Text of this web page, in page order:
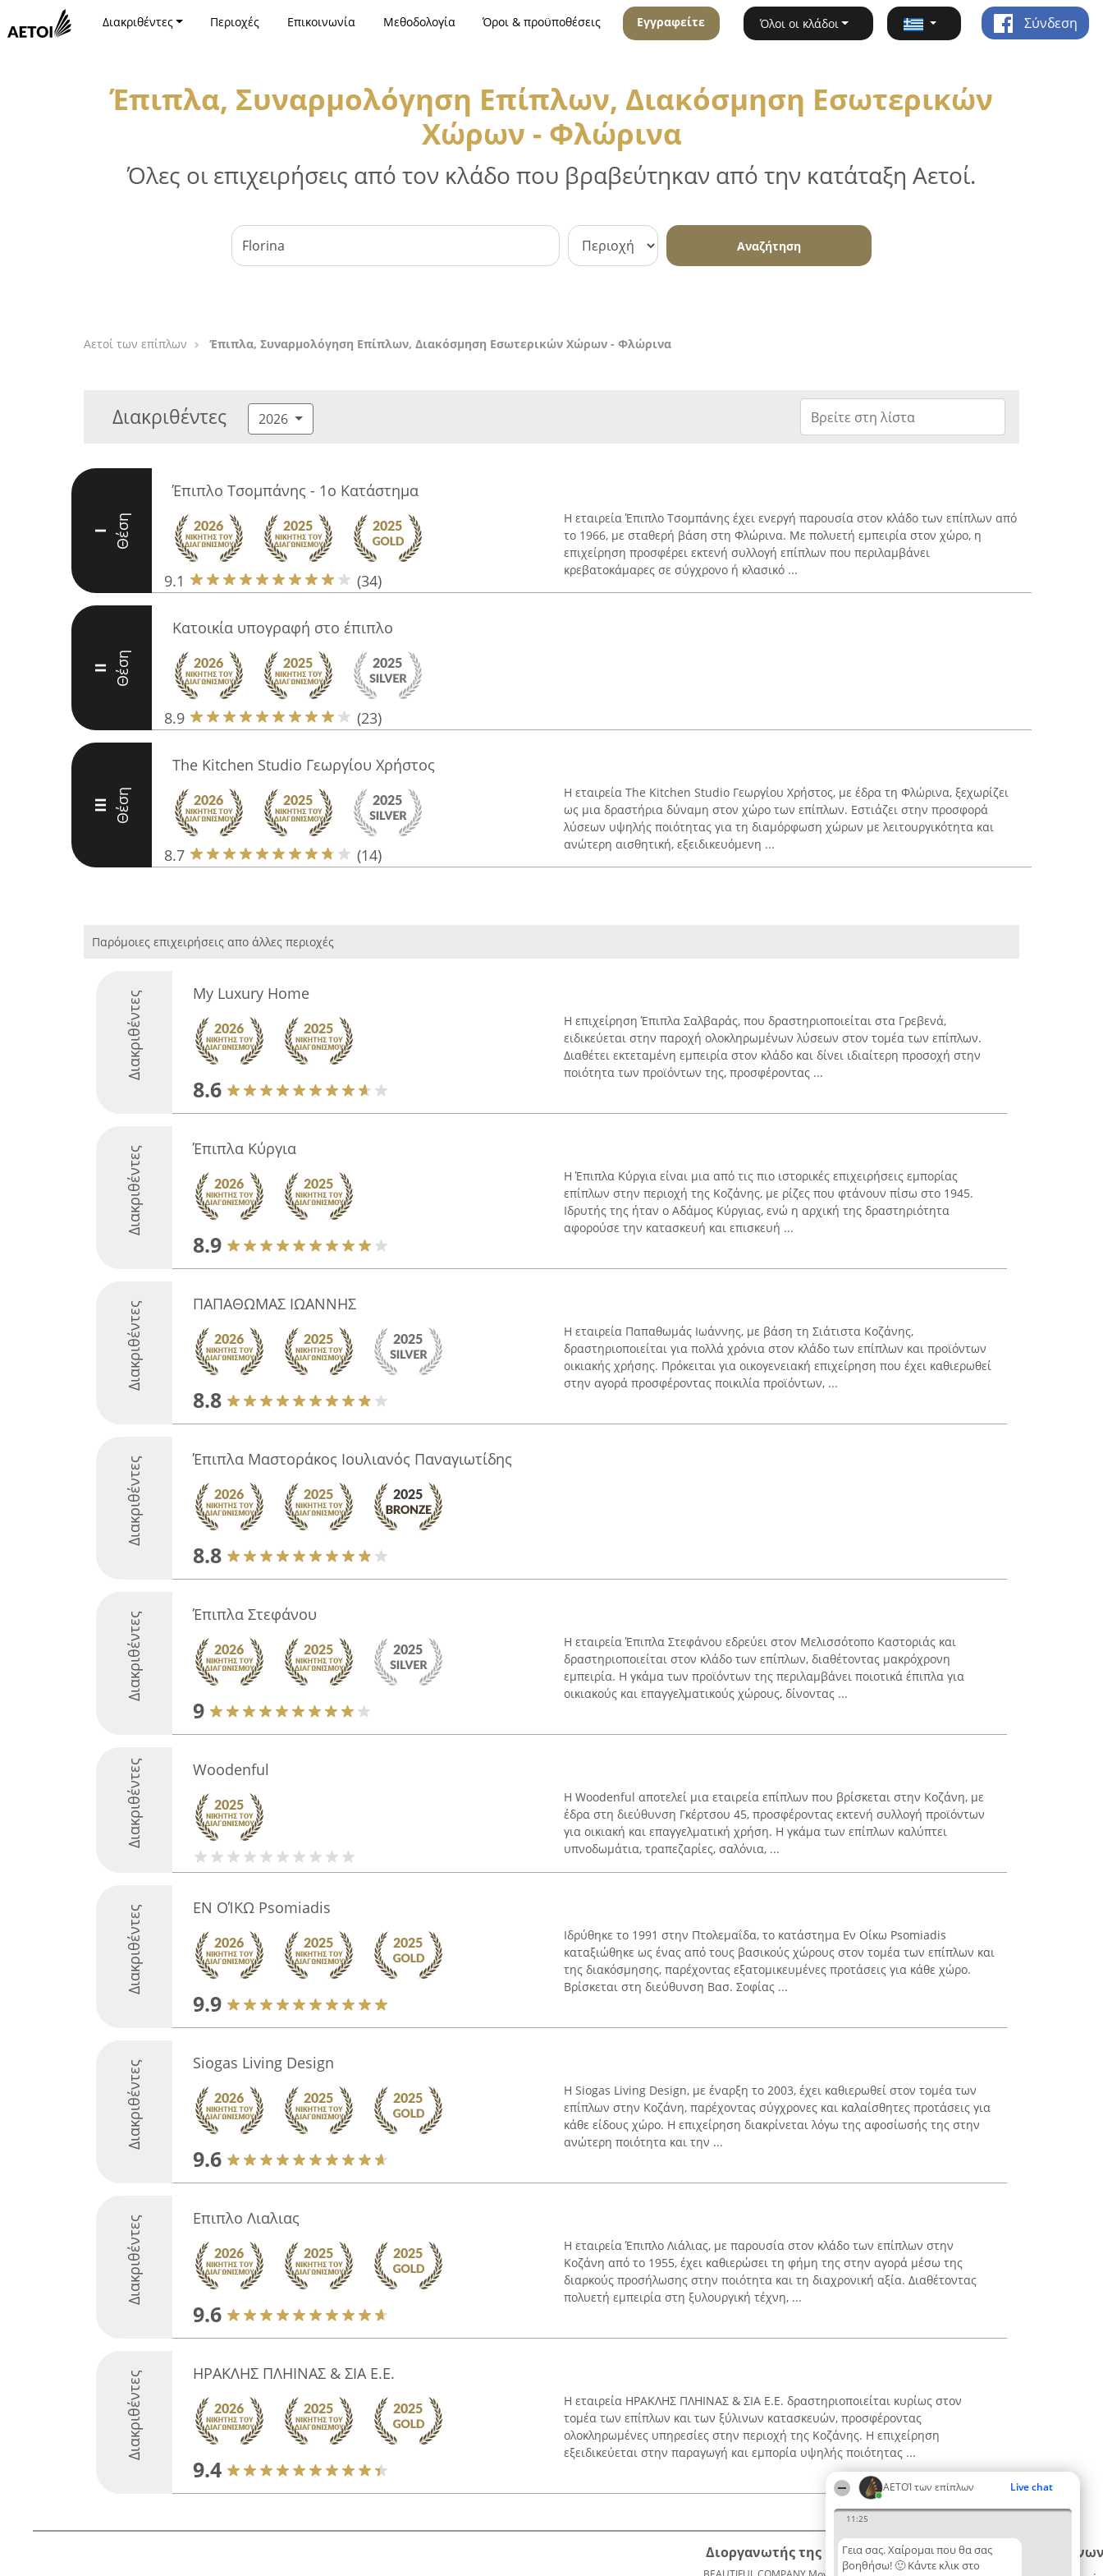
ΑΕΤΟΊ των επίπλων Live chat
11:25
Γεια σας. Χαίρομαι που θα σας
βοηθήσω! 🙂 Κάντε κλικ στο
Διακριθέντες Περιοχές Επικοινωνία Μεθοδολογία Όροι & προϋποθέσεις Εγγραφείτε Όλοι οι κλάδοι Σύνδεση
Έπιπλα, Συναρμολόγηση Επίπλων, Διακόσμηση Εσωτερικών
Χώρων - Φλώρινα
Όλες οι επιχειρήσεις από τον κλάδο που βραβεύτηκαν από την κατάταξη Αετοί.
Αναζήτηση
Αετοί των επίπλων Έπιπλα, Συναρμολόγηση Επίπλων, Διακόσμηση Εσωτερικών Χώρων - Φλώρινα
Διακριθέντες 2026
I Θέση
Έπιπλο Τσομπάνης - 1ο Κατάστημα
9.1 (34)
Η εταιρεία Έπιπλο Τσομπάνης έχει ενεργή παρουσία στον κλάδο των επίπλων από
το 1966, με σταθερή βάση στη Φλώρινα. Με πολυετή εμπειρία στον χώρο, η
επιχείρηση προσφέρει εκτενή συλλογή επίπλων που περιλαμβάνει
κρεβατοκάμαρες σε σύγχρονο ή κλασικό ...
II Θέση
Κατοικία υπογραφή στο έπιπλο
8.9 (23)
III Θέση
The Kitchen Studio Γεωργίου Χρήστος
8.7 (14)
Η εταιρεία The Kitchen Studio Γεωργίου Χρήστος, με έδρα τη Φλώρινα, ξεχωρίζει
ως μια δραστήρια δύναμη στον χώρο των επίπλων. Εστιάζει στην προσφορά
λύσεων υψηλής ποιότητας για τη διαμόρφωση χώρων με λειτουργικότητα και
ανώτερη αισθητική, εξειδικευόμενη ...
Παρόμοιες επιχειρήσεις απο άλλες περιοχές
Διακριθέντες My Luxury Home
8.6
Η επιχείρηση Έπιπλα Σαλβαράς, που δραστηριοποιείται στα Γρεβενά,
ειδικεύεται στην παροχή ολοκληρωμένων λύσεων στον τομέα των επίπλων.
Διαθέτει εκτεταμένη εμπειρία στον κλάδο και δίνει ιδιαίτερη προσοχή στην
ποιότητα των προϊόντων της, προσφέροντας ...
Διακριθέντες Έπιπλα Κύργια
8.9
Η Έπιπλα Κύργια είναι μια από τις πιο ιστορικές επιχειρήσεις εμπορίας
επίπλων στην περιοχή της Κοζάνης, με ρίζες που φτάνουν πίσω στο 1945.
Ιδρυτής της ήταν ο Αδάμος Κύργιας, ενώ η αρχική της δραστηριότητα
αφορούσε την κατασκευή και επισκευή ...
Διακριθέντες ΠΑΠΑΘΩΜΑΣ ΙΩΑΝΝΗΣ
8.8
Η εταιρεία Παπαθωμάς Ιωάννης, με βάση τη Σιάτιστα Κοζάνης,
δραστηριοποιείται για πολλά χρόνια στον κλάδο των επίπλων και προϊόντων
οικιακής χρήσης. Πρόκειται για οικογενειακή επιχείρηση που έχει καθιερωθεί
στην αγορά προσφέροντας ποικιλία προϊόντων, ...
Διακριθέντες Έπιπλα Μαστοράκος Ιουλιανός Παναγιωτίδης
8.8
Διακριθέντες Έπιπλα Στεφάνου
9
Η εταιρεία Έπιπλα Στεφάνου εδρεύει στον Μελισσότοπο Καστοριάς και
δραστηριοποιείται στον κλάδο των επίπλων, διαθέτοντας μακρόχρονη
εμπειρία. Η γκάμα των προϊόντων της περιλαμβάνει ποιοτικά έπιπλα για
οικιακούς και επαγγελματικούς χώρους, δίνοντας ...
Διακριθέντες Woodenful
Η Woodenful αποτελεί μια εταιρεία επίπλων που βρίσκεται στην Κοζάνη, με
έδρα στη διεύθυνση Γκέρτσου 45, προσφέροντας εκτενή συλλογή προϊόντων
για οικιακή και επαγγελματική χρήση. Η γκάμα των επίπλων καλύπτει
υπνοδωμάτια, τραπεζαρίες, σαλόνια, ...
Διακριθέντες ΕΝ ΟΊΚΩ Psomiadis
9.9
Ιδρύθηκε το 1991 στην Πτολεμαΐδα, το κατάστημα Εν Οίκω Psomiadis
καταξιώθηκε ως ένας από τους βασικούς χώρους στον τομέα των επίπλων και
της διακόσμησης, παρέχοντας εξατομικευμένες προτάσεις για κάθε χώρο.
Βρίσκεται στη διεύθυνση Βασ. Σοφίας ...
Διακριθέντες Siogas Living Design
9.6
Η Siogas Living Design, με έναρξη το 2003, έχει καθιερωθεί στον τομέα των
επίπλων στην Κοζάνη, παρέχοντας σύγχρονες και καλαίσθητες προτάσεις για
κάθε είδους χώρο. Η επιχείρηση διακρίνεται λόγω της αφοσίωσής της στην
ανώτερη ποιότητα και την ...
Διακριθέντες Επιπλο Λιαλιας
9.6
Η εταιρεία Έπιπλο Λιάλιας, με παρουσία στον κλάδο των επίπλων στην
Κοζάνη από το 1955, έχει καθιερώσει τη φήμη της στην αγορά μέσω της
διαρκούς προσήλωσης στην ποιότητα και τη διαχρονική αξία. Διαθέτοντας
πολυετή εμπειρία στη ξυλουργική τέχνη, ...
Διακριθέντες ΗΡΑΚΛΗΣ ΠΛΗΙΝΑΣ & ΣΙΑ Ε.Ε.
9.4
Η εταιρεία ΗΡΑΚΛΗΣ ΠΛΗΙΝΑΣ & ΣΙΑ Ε.Ε. δραστηριοποιείται κυρίως στον
τομέα των επίπλων και των ξύλινων κατασκευών, προσφέροντας
ολοκληρωμένες υπηρεσίες στην περιοχή της Κοζάνης. Η επιχείρηση
εξειδικεύεται στην παραγωγή και εμπορία υψηλής ποιότητας ...
Διοργανωτής της κατάταξης Κατάταξη